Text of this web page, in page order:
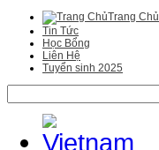
Trang Chủ
Tin Tức
Học Bổng
Liên Hệ
Tuyển sinh 2025